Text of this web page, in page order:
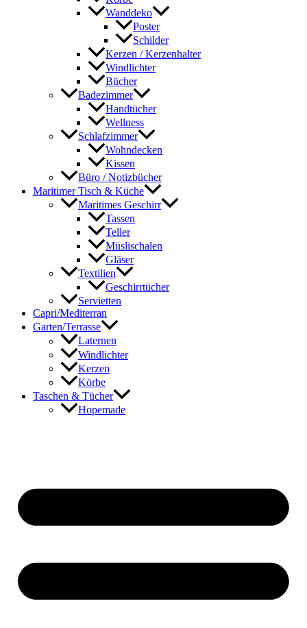
Wanddeko
Poster
Schilder
Kerzen / Kerzenhalter
Windlichter
Bücher
Badezimmer
Handtücher
Wellness
Schlafzimmer
Wohndecken
Kissen
Büro / Notizbücher
Maritimer Tisch & Küche
Maritimes Geschirr
Tassen
Teller
Müslischalen
Gläser
Textilien
Geschirrtücher
Servietten
Capri/Mediterran
Garten/Terrasse
Laternen
Windlichter
Kerzen
Körbe
Taschen & Tücher
Hopemade